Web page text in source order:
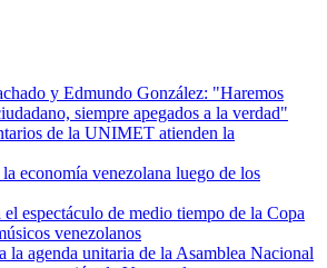
y Edmundo González: "Haremos
siempre apegados a la verdad"
de la UNIMET atienden la
la economía venezolana luego de los
espectáculo de medio tiempo de la Copa
venezolanos
la agenda unitaria de la Asamblea Nacional